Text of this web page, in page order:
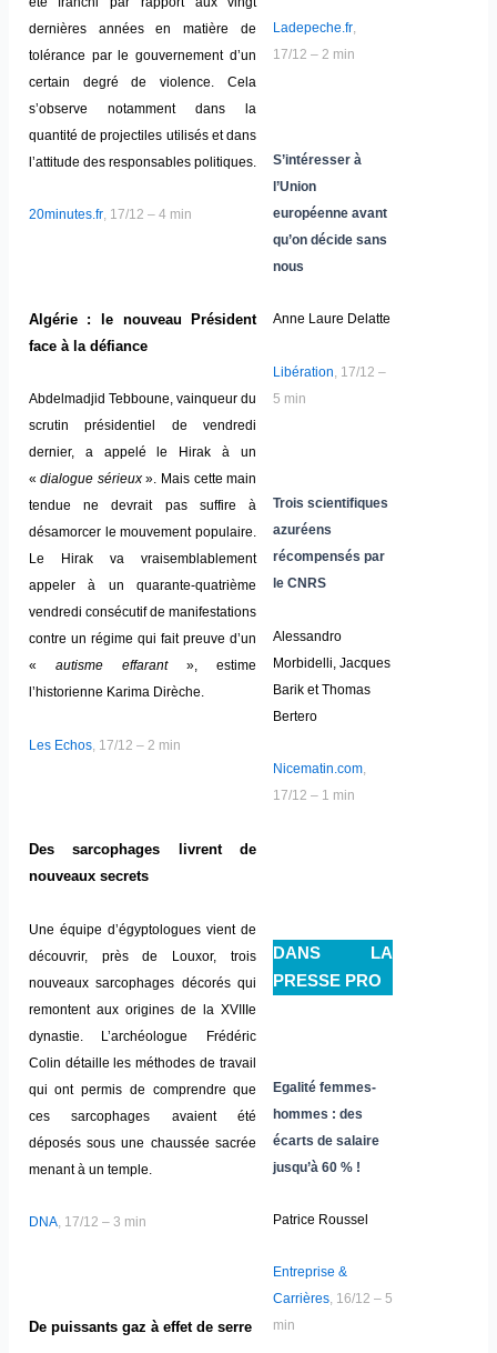
dernières années en matière de
tolérance par le gouvernement d’un
certain degré de violence. Cela
s’observe notamment dans la
quantité de projectiles utilisés et dans
l’attitude des responsables politiques.
20minutes.fr, 17/12 – 4 min
Algérie : le nouveau Président
face à la défiance
Abdelmadjid Tebboune, vainqueur du
scrutin présidentiel de vendredi
dernier, a appelé le Hirak à un
«dialogue sérieux». Mais cette main
tendue ne devrait pas suffire à
désamorcer le mouvement populaire.
Le Hirak va vraisemblablement
appeler à un quarante-quatrième
vendredi consécutif de manifestations
contre un régime qui fait preuve d’un
« autisme effarant», estime
l’historienne Karima Dirèche.
Les Echos, 17/12 – 2 min
Des sarcophages livrent de
nouveaux secrets
Une équipe d’égyptologues vient de
découvrir, près de Louxor, trois
nouveaux sarcophages décorés qui
remontent aux origines de la XVIIIe
dynastie. L’archéologue Frédéric
Colin détaille les méthodes de travail
qui ont permis de comprendre que
ces sarcophages avaient été
déposés sous une chaussée sacrée
menant à un temple.
DNA, 17/12 – 3 min
De puissants gaz à effet de serre
Ladepeche.fr,
17/12 – 2 min
S’intéresser à
l’Union
européenne avant
qu’on décide sans
nous
Anne Laure Delatte
Libération , 17/12 –
5 min
Trois scientifiques
azuréens
récompensés par
le CNRS
Alessandro
Morbidelli, Jacques
Barik et Thomas
Bertero
Nicematin.com,
17/12 – 1 min
DANS LA
PRESSE PRO
Egalité femmes-
hommes : des
écarts de salaire
jusqu’à 60 % !
Patrice Roussel
Entreprise &
Carrières, 16/12 – 5
min